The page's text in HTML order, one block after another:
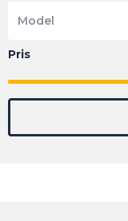
Model